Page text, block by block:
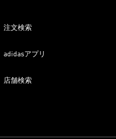
注文検索
adidasアプリ
店舗検索